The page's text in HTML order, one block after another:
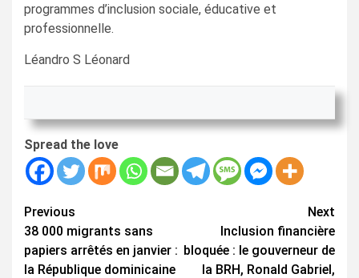
programmes d’inclusion sociale, éducative et
professionnelle.
Léandro S Léonard
Spread the love
Continue
Reading
Previous
38 000 migrants sans
papiers arrêtés en janvier :
la République dominicaine
Next
Inclusion financière
bloquée : le gouverneur de
la BRH, Ronald Gabriel,